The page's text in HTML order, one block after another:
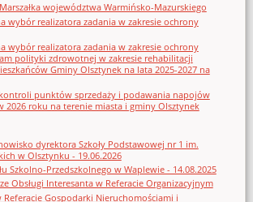
województwa Warmińsko-Mazurskiego
wybór realizatora zadania w zakresie ochrony
wybór realizatora zadania w zakresie ochrony
polityki zdrowotnej w zakresie rehabilitacji
Gminy Olsztynek na lata 2025-2027 na
punktów sprzedaży i podawania napojów
2026 roku na terenie miasta i gminy Olsztynek
dyrektora Szkoły Podstawowej nr 1 im.
w Olsztynku - 19.06.2026
Szkolno-Przedszkolnego w Waplewie - 14.08.2025
Obsługi Interesanta w Referacie Organizacyjnym
Gospodarki Nieruchomościami i